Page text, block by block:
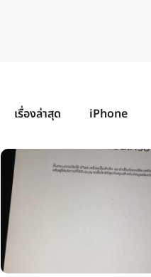
เรื่องล่าสุด iPhone